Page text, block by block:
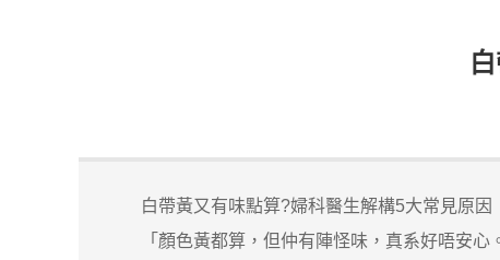
白帶黃又有味點算?婦科醫生解構5大常見原因
「顏色黃都算，但仲有陣怪味，真系好唔安心